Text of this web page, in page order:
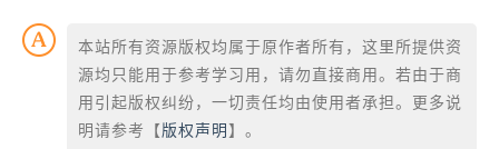
本站所有资源版权均属于原作者所有，这里所提供资
源均只能用于参考学习用，请勿直接商用。若由于商
用引起版权纠纷，一切责任均由使用者承担。更多说
明请参考【 版权声明 】。